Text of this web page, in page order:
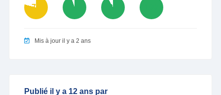
79 95 92
Mis à jour il y a 2 ans
Publié il y a 12 ans par